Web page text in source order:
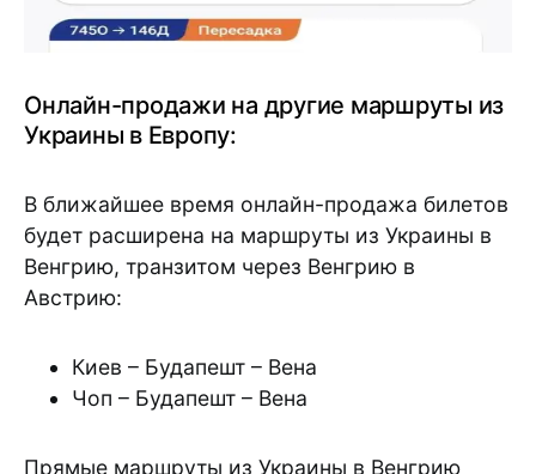
Онлайн-продажи на другие маршруты из
Украины в Европу:
В ближайшее время онлайн-продажа билетов
будет расширена на маршруты из Украины в
Венгрию, транзитом через Венгрию в
Австрию:
Киев – Будапешт – Вена
Чоп – Будапешт – Вена
Прямые маршруты из Украины в Венгрию